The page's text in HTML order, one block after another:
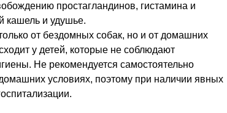
простагландинов, гистамина и
кашель и удушье.
от бездомных собак, но и от домашних
у детей, которые не соблюдают
Не рекомендуется самостоятельно
условиях, поэтому при наличии явных